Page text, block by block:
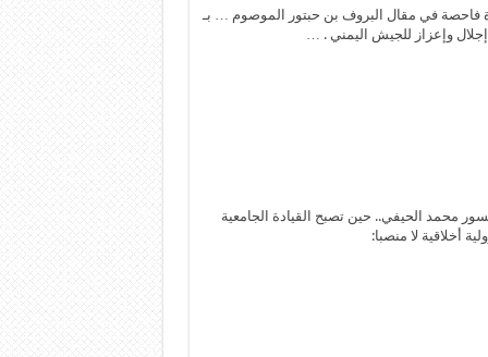
فاحصة في مقال البروف بن حبتور الموصوم … بـ
وإعزاز للجيش اليمني . …
محمد الحيفي.. حين تصبح القيادة الجامعية
أخلاقية لا منصبا: